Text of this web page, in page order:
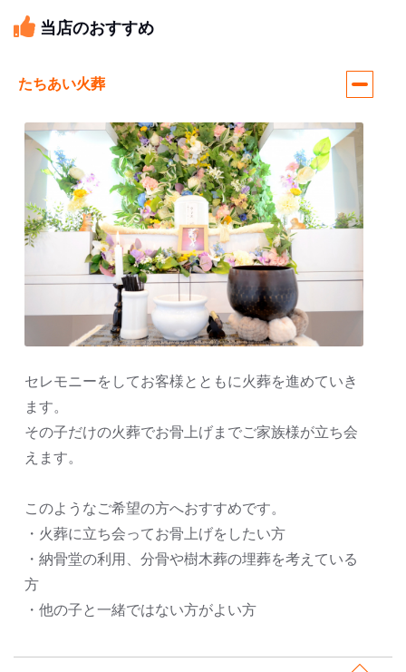
当店のおすすめ
たちあい火葬
セレモニーをしてお客様とともに火葬を進めていき
ます。
その子だけの火葬でお骨上げまでご家族様が立ち会
えます。
このようなご希望の方へおすすめです。
・火葬に立ち会ってお骨上げをしたい方
・納骨堂の利用、分骨や樹木葬の埋葬を考えている
方
・他の子と一緒ではない方がよい方